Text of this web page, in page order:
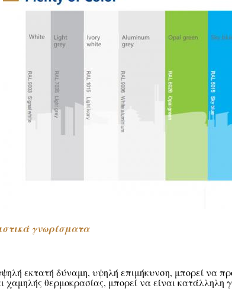
γνωρίσματα
εκτατή δύναμη, υψηλή επιμήκυνση, μπορεί να
χαμηλής θερμοκρασίας, μπορεί να είναι κατάλληλη